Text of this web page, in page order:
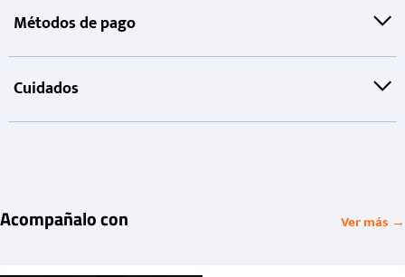
Métodos de pago
Cuidados
Acompañalo con Ver más →